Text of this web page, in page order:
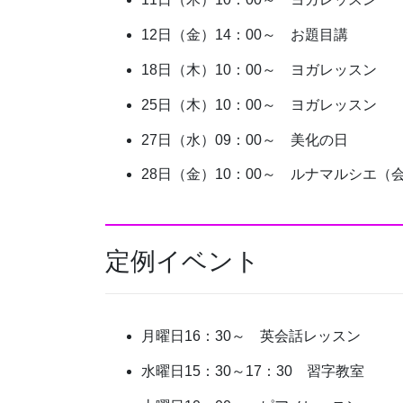
12日（金）14：00～ お題目講
18日（木）10：00～ ヨガレッスン
25日（木）10：00～ ヨガレッスン
27日（水）09：00～ 美化の日
28日（金）10：00～ ルナマルシエ（会
定例イベント
月曜日16：30～ 英会話レッスン
水曜日15：30～17：30 習字教室